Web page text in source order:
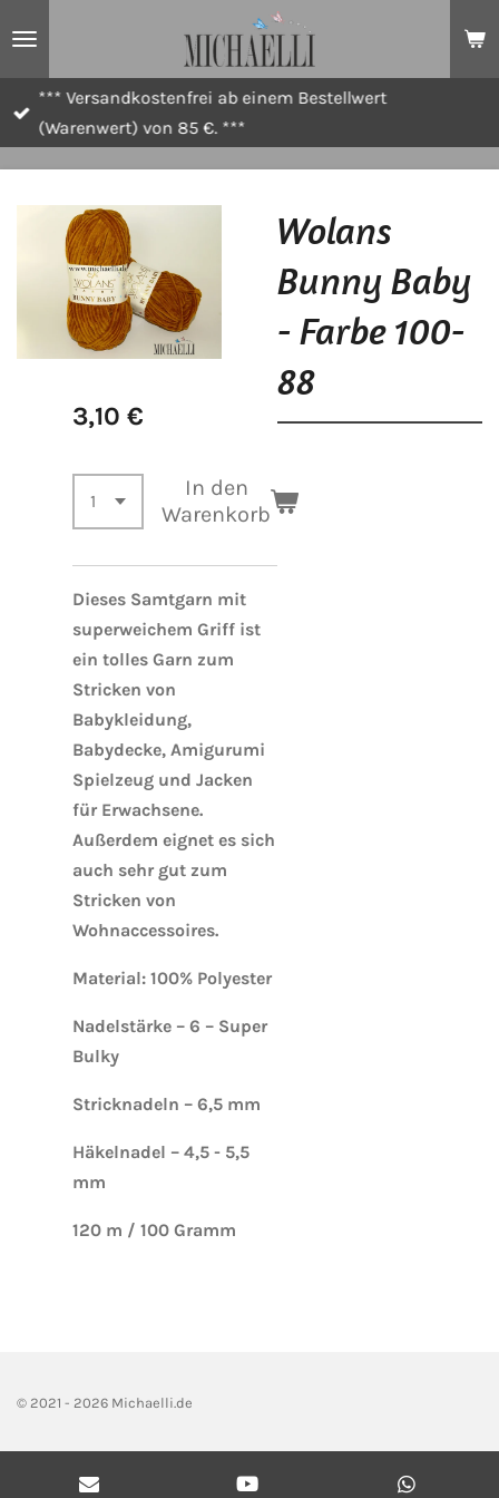
*** Versandkostenfrei ab einem Bestellwert
(Warenwert) von 85 €. ***
Wolans
Bunny Baby
- Farbe 100-
88
3,10 €
In den
Warenkorb
Dieses Samtgarn mit
superweichem Griff ist
ein tolles Garn zum
Stricken von
Babykleidung,
Babydecke, Amigurumi
Spielzeug und Jacken
für Erwachsene.
Außerdem eignet es sich
auch sehr gut zum
Stricken von
Wohnaccessoires.
Material: 100% Polyester
Nadelstärke – 6 – Super
Bulky
Stricknadeln – 6,5 mm
Häkelnadel – 4,5 - 5,5
mm
120 m / 100 Gramm
© 2021 - 2026 Michaelli.de